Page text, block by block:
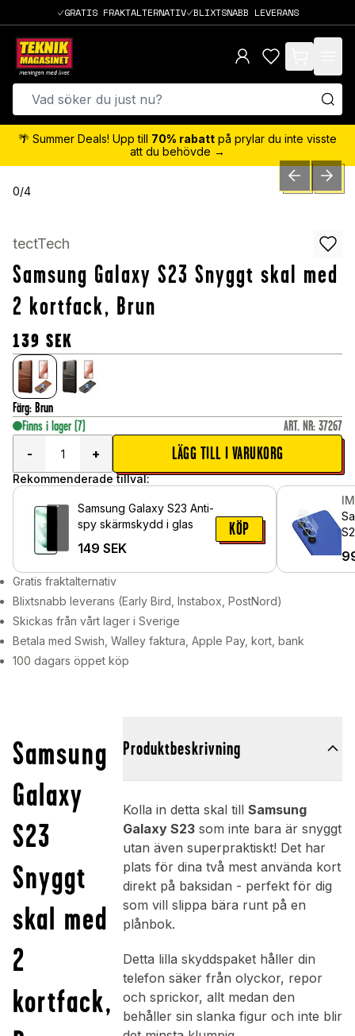
GRATIS FRAKTALTERNATIV BLIXTSNABB LEVERANS
items in cart,
🌴 Summer Deals! Upp till 70% rabatt på prylar du inte visste
att du behövde →
0/4 PREVIOUSNEXT
tectTech
Samsung Galaxy S23 Snyggt skal med
2 kortfack, Brun
139 SEK
Färg: Brun
Finns i lager (7) ART. NR: 37267
-
+ LÄGG TILL I VARUKORG
Rekommenderade tillval:
Samsung Galaxy S23 Anti-
spy skärmskydd i glas
149 SEK
KÖP
Gratis fraktalternativ
Blixtsnabb leverans (Early Bird, Instabox, PostNord)
Skickas från vårt lager i Sverige
Betala med Swish, Walley faktura, Apple Pay, kort, bank
100 dagars öppet köp
Samsung
Galaxy
S23
Snyggt
skal med
2
kortfack,
Produktbeskrivning
Kolla in detta skal till Samsung
Galaxy S23som inte bara är snyggt
utan även superpraktiskt! Det har
plats för dina två mest använda kort
direkt på baksidan - perfekt för dig
som vill slippa bära runt på en
plånbok.
Detta lilla skyddspaket håller din
telefon säker från olyckor, repor
och sprickor, allt medan den
behåller sin slanka figur och inte blir